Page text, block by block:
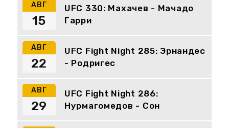
АВГ
UFC 330: Махачев - Мачадо
Гарри
15
АВГ
UFC Fight Night 285: Эрнандес
- Родригес
22
АВГ
UFC Fight Night 286:
Нурмагомедов - Сон
29